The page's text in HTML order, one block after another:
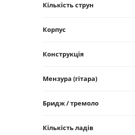
Кількість струн
Корпус
Конструкція
Мензура (гітара)
Бридж / тремоло
Кількість ладів